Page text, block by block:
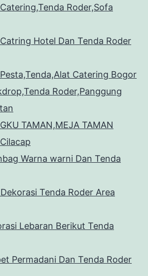
Roder,Sofa
Hotel Dan Tenda Roder
Catering Bogor
Roder,Panggung
TAMAN,MEJA TAMAN
Warna warni Dan Tenda
Tenda Roder Area
Lebaran Berikut Tenda
Permadani Dan Tenda Roder